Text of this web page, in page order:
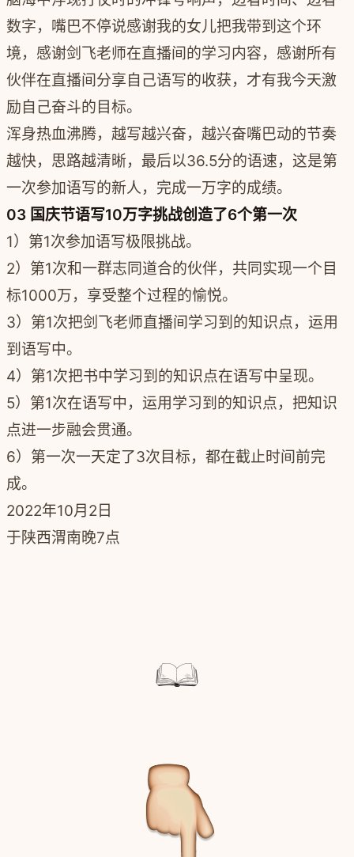
数字，嘴巴不停说感谢我的女儿把我带到这个环
境，感谢剑飞老师在直播间的学习内容，感谢所有
伙伴在直播间分享自己语写的收获，才有我今天激
励自己奋斗的目标。
浑身热血沸腾，越写越兴奋，越兴奋嘴巴动的节奏
越快，思路越清晰，最后以36.5分的语速，这是第
一次参加语写的新人，完成一万字的成绩。
03 国庆节语写10万字挑战创造了6个第一次
1）第1次参加语写极限挑战。
2）第1次和一群志同道合的伙伴，共同实现一个目
标1000万，享受整个过程的愉悦。
3）第1次把剑飞老师直播间学习到的知识点，运用
到语写中。
4）第1次把书中学习到的知识点在语写中呈现。
5）第1次在语写中，运用学习到的知识点，把知识
点进一步融会贯通。
6）第一次一天定了3次目标，都在截止时间前完
成。
2022年10月2日
于陕西渭南晚7点